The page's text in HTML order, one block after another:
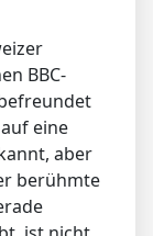
BBC-
eine
aber
berühmte